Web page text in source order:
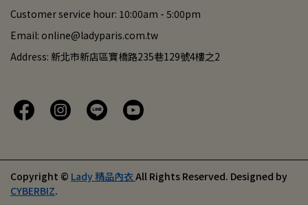
Customer service hour: 10:00am - 5:00pm
Email: online@ladyparis.com.tw
Address: 新北市新店區寶橋路235巷129號4樓之2
Copyright © Lady 精品內衣All Rights Reserved. Designed by
CYBERBIZ.